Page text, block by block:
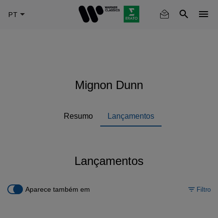
Mignon Dunn
Resumo Lançamentos
Lançamentos
Aparece também em Filtro